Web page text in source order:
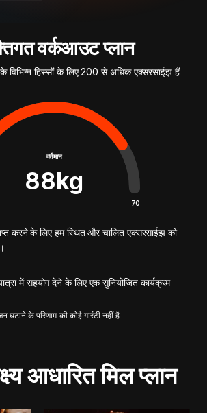
वर्कआउट प्लान
विभिन्न हिस्सों के लिए 200 से अधिक एक्सरसाईझ हैं
वर्तमान
88kg
70
करने के लिए हम स्थित और चालित एक्सरसाईझ को
में सहयोग देने के लिए एक सुनियोजित कार्यक्रम
घटाने के परिणाम की कोई गारंटी नहीं है
आधारित मिल प्लान